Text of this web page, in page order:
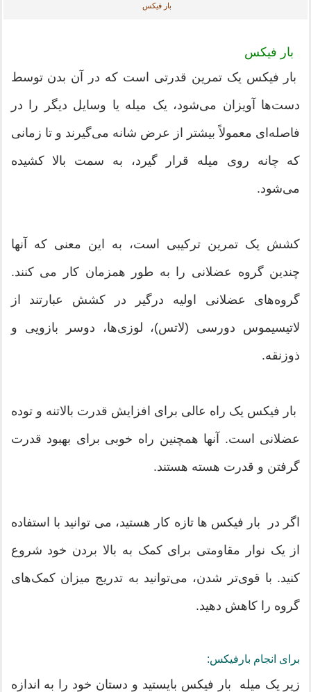
بار فیکس
بار فیکس
بار فیکس یک تمرین قدرتی است که در آن بدن توسط
دست‌ها آویزان می‌شود، یک میله یا وسایل دیگر را در
فاصله‌ای معمولاً بیشتر از عرض شانه می‌گیرند و تا زمانی
که چانه روی میله قرار گیرد، به سمت بالا کشیده
می‌شود.
کشش یک تمرین ترکیبی است، به این معنی که آنها
چندین گروه عضلانی را به طور همزمان کار می کنند.
گروه‌های عضلانی اولیه درگیر در کشش عبارتند از
لاتیسیموس دورسی (لاتس)، لوزی‌ها، دوسر بازویی و
ذوزنقه.
بار فیکس یک راه عالی برای افزایش قدرت بالاتنه و توده
عضلانی است. آنها همچنین راه خوبی برای بهبود قدرت
گرفتن و قدرت هسته هستند.
اگر در بار فیکس ها تازه کار هستید، می توانید با استفاده
از یک نوار مقاومتی برای کمک به بالا بردن خود شروع
کنید. با قوی‌تر شدن، می‌توانید به تدریج میزان کمک‌های
گروه را کاهش دهید.
برای انجام بارفیکس:
زیر یک میله بار فیکس بایستید و دستان خود را به اندازه